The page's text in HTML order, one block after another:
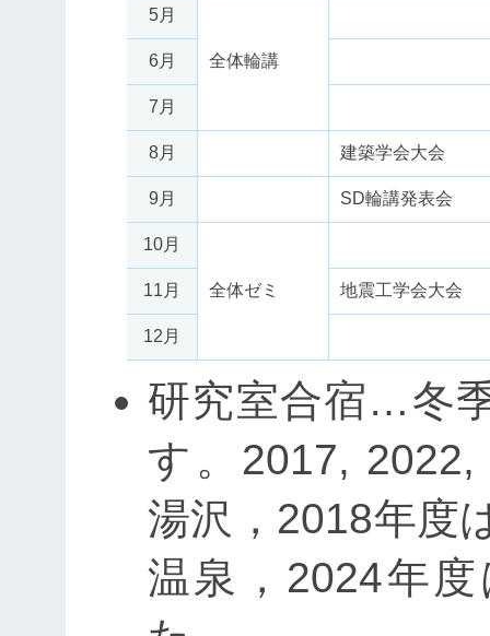
5月
全体輪講
6月
7月
8月 建築学会大会
9月 SD輪講発表会
10月
全体ゼミ
11月 地震工学会大会
12月
研究室合宿…冬
す。2017,
湯沢，2018年度
温泉，2024年